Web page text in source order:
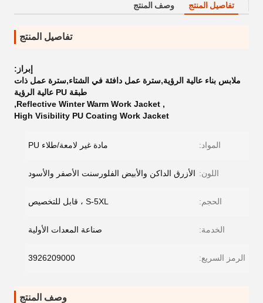
تفاصيل المنتج وصف المنتج
تفاصيل المنتج
إبراز:
ملابس بناء عالية الرؤية,سترة عمل دافئة في الشتاء,سترة عمل ذات
طبقة PU عالية الرؤية
,
Reflective Winter Warm Work Jacket
,
High Visibility PU Coating Work Jacket
المواد: مادة غير لامعة/طلاء PU
اللون: الأزرق الداكن والأبيض الفلورسنت الأصفر والأسود
الحجم: S-5XL ، قابل للتخصيص
الخدمة: صناعة المعدات الأولية
الرمز السريع: 3926209000
وصف المنتج